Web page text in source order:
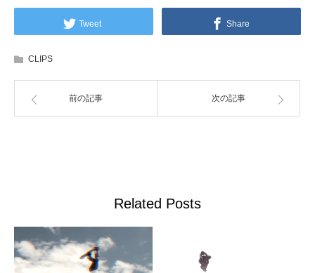
Tweet Share
CLIPS
前の記事 次の記事
Related Posts